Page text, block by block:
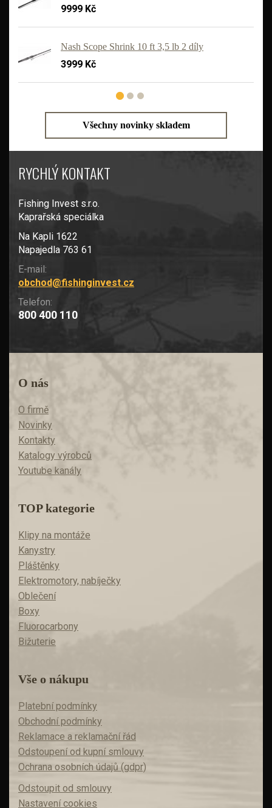
9999 Kč
Nash Scope Shrink 10 ft 3,5 lb 2 díly
3999 Kč
Všechny novinky skladem
RYCHLÝ KONTAKT
Fishing Invest s.r.o.
Kaprařská speciálka
Na Kapli 1622
Napajedla 763 61
E-mail:
obchod@fishinginvest.cz
Telefon:
800 400 110
O nás
O firmě
Novinky
Kontakty
Katalogy výrobců
Youtube kanály
TOP kategorie
Klipy na montáže
Kanystry
Pláštěnky
Elektromotory, nabíječky
Oblečení
Boxy
Fluorocarbony
Bižuterie
Vše o nákupu
Platební podmínky
Obchodní podmínky
Reklamace a reklamační řád
Odstoupení od kupní smlouvy
Ochrana osobních údajů (gdpr)
Odstoupit od smlouvy
Nastavení cookies